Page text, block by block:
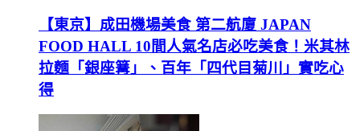
【東京】成田機場美食 第二航廈 JAPAN
FOOD HALL 10間人氣名店必吃美食！米其林
拉麵「銀座篝」、百年「四代目菊川」實吃心
得